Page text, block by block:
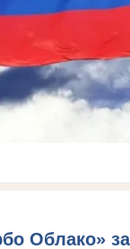
Облако»